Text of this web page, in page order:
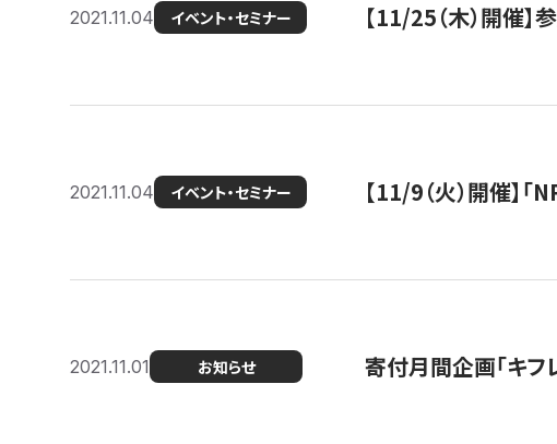
2021.11.04 イベント・セミナー 【11/25（木）開催
2021.11.04 イベント・セミナー 【11/9（火）開催】
2021.11.01 お知らせ 寄付月間企画「キフ